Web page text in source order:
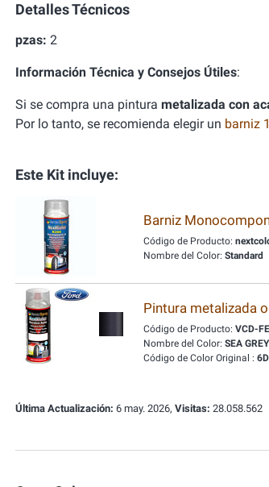
Detalles Técnicos
pzas: 2
Información Técnica y Consejos Útiles:
Si se compra una pintura metalizada con
Por lo tanto, se recomienda elegir un barniz
Este Kit incluye:
Barniz
Código de Producto:
Nombre del Color: Standard
Pintura metalizada
Código de Producto: VCD-
Nombre del Color: SEA
Código de Color Original :
Última Actualización: 6 may. 2026, Visitas: 28.058.562